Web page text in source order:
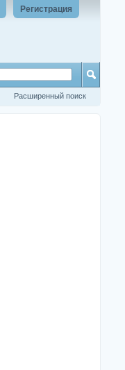
Регистрация
Расширенный поиск